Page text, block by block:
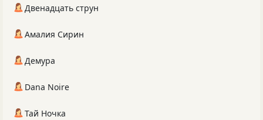
Двенадцать струн
Амалия Сирин
Демура
Dana Noire
Тай Ночка